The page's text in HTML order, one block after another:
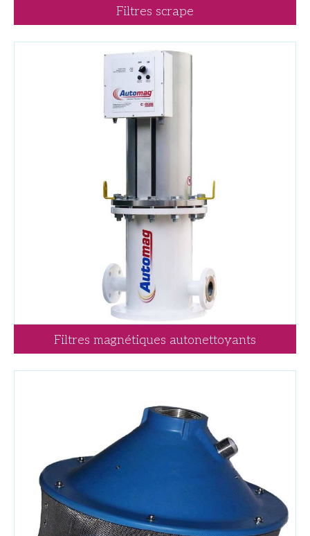
Filtres scrape
Filtres magnétiques autonettoyants